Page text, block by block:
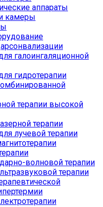
аппараты
камеры
галоингаляционной
гидротерапии
терапии высокой
терапии
лучевой терапии
волновой терапии
терапии